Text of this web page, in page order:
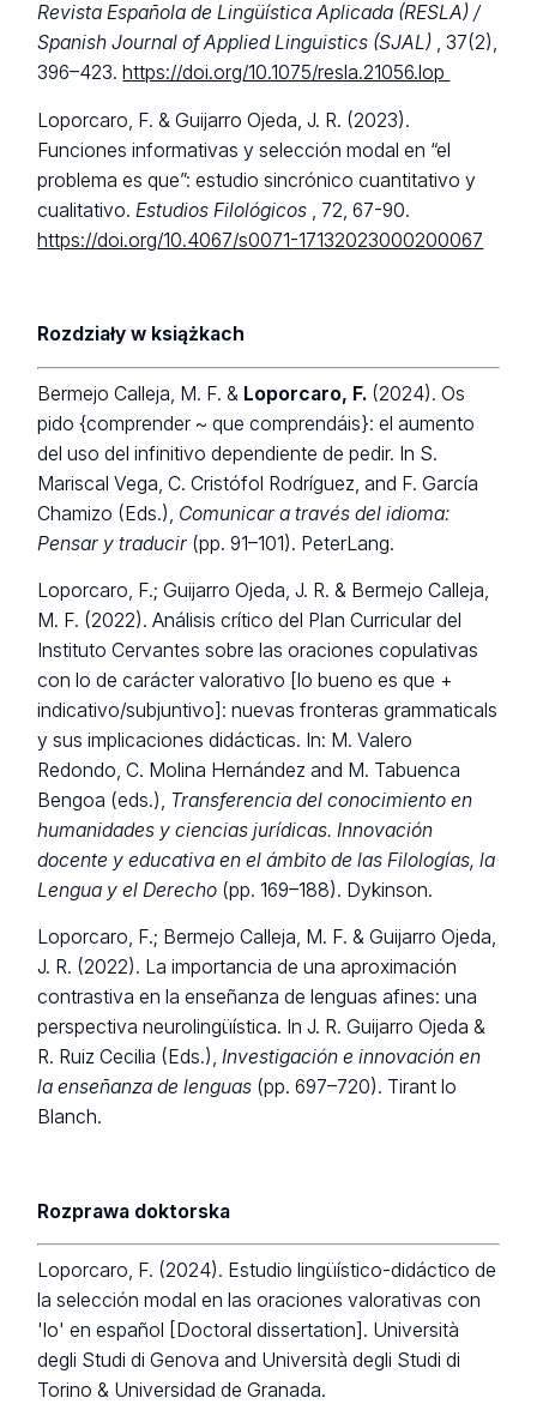
Revista Española de Lingüística Aplicada (RESLA) /
Spanish Journal of Applied Linguistics (SJAL) , 37(2),
396–423. https://doi.org/10.1075/resla.21056.lop
Loporcaro, F. & Guijarro Ojeda, J. R. (2023).
Funciones informativas y selección modal en “el
problema es que”: estudio sincrónico cuantitativo y
cualitativo. Estudios Filológicos , 72, 67-90.
https://doi.org/10.4067/s0071-17132023000200067
Rozdziały w książkach
Bermejo Calleja, M. F. & Loporcaro, F. (2024). Os
pido {comprender ~ que comprendáis}: el aumento
del uso del infinitivo dependiente de pedir. In S.
Mariscal Vega, C. Cristófol Rodríguez, and F. García
Chamizo (Eds.), Comunicar a través del idioma:
Pensar y traducir (pp. 91–101). PeterLang.
Loporcaro, F.; Guijarro Ojeda, J. R. & Bermejo Calleja,
M. F. (2022). Análisis crítico del Plan Curricular del
Instituto Cervantes sobre las oraciones copulativas
con lo de carácter valorativo [lo bueno es que +
indicativo/subjuntivo]: nuevas fronteras grammaticals
y sus implicaciones didácticas. In: M. Valero
Redondo, C. Molina Hernández and M. Tabuenca
Bengoa (eds.), Transferencia del conocimiento en
humanidades y ciencias jurídicas. Innovación
docente y educativa en el ámbito de las Filologías, la
Lengua y el Derecho (pp. 169–188). Dykinson.
Loporcaro, F.; Bermejo Calleja, M. F. & Guijarro Ojeda,
J. R. (2022). La importancia de una aproximación
contrastiva en la enseñanza de lenguas afines: una
perspectiva neurolingüística. In J. R. Guijarro Ojeda &
R. Ruiz Cecilia (Eds.),Investigación e innovación en
la enseñanza de lenguas (pp. 697–720). Tirant lo
Blanch.
Rozprawa doktorska
Loporcaro, F. (2024). Estudio lingüístico-didáctico de
la selección modal en las oraciones valorativas con
'lo' en español [Doctoral dissertation]. Università
degli Studi di Genova and Università degli Studi di
Torino & Universidad de Granada.